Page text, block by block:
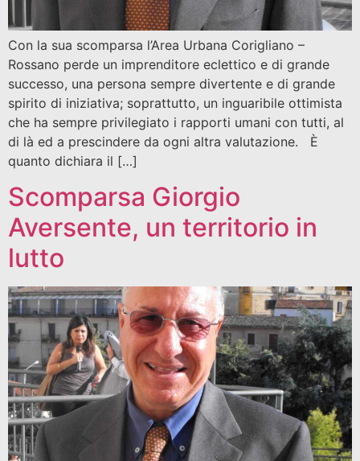
Con la sua scomparsa l’Area Urbana Corigliano –
Rossano perde un imprenditore eclettico e di grande
successo, una persona sempre divertente e di grande
spirito di iniziativa; soprattutto, un inguaribile ottimista
che ha sempre privilegiato i rapporti umani con tutti, al
di là ed a prescindere da ogni altra valutazione. È
quanto dichiara il […]
Scomparsa Giorgio
Aversente, un territorio in
lutto